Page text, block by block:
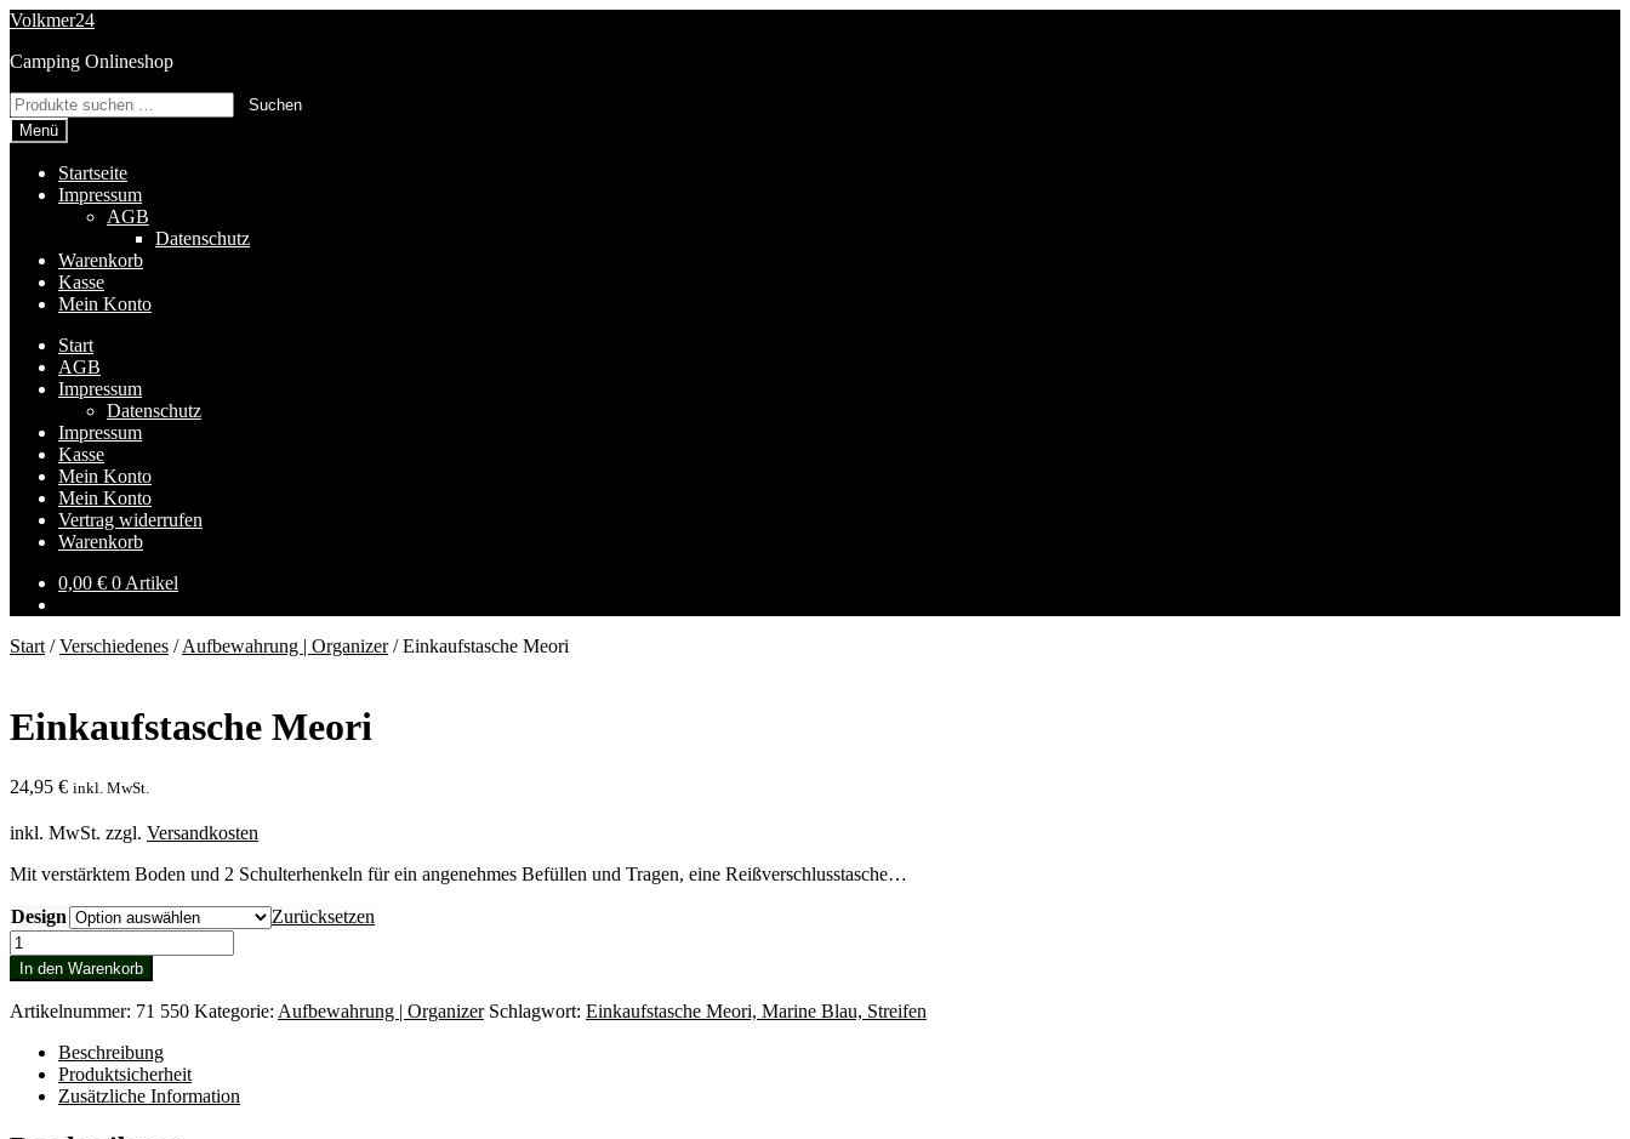
Zur
springen
Zum
springen
Volkmer24
Camping Onlineshop
Suchen
nach:
Suchen
Menü
Startseite
Impressum
AGB
Datenschutz
Warenkorb
Kasse
Mein Konto
Start
AGB
Impressum
Datenschutz
Impressum
Kasse
Mein Konto
Mein Konto
Vertrag widerrufen
Warenkorb
0,00 € 0 Artikel
Start /Verschiedenes /Aufbewahrung | Organizer/Einkaufstasche Meori
Einkaufstasche Meori
24,95 € inkl. MwSt.
inkl. MwSt. zzgl. Versandkosten
Mit verstärktem Boden und 2 Schulterhenkeln für ein angenehmes Befüllen und Tragen, eine Reißverschlusstasche…
Design
Zurücksetzen
Einkaufstasche
Meori
Menge
In den Warenkorb
Artikelnummer: 71 550 Kategorie: Aufbewahrung | Organizer Schlagwort: Einkaufstasche Meori, Marine Blau, Streifen
Beschreibung
Produktsicherheit
Zusätzliche Information